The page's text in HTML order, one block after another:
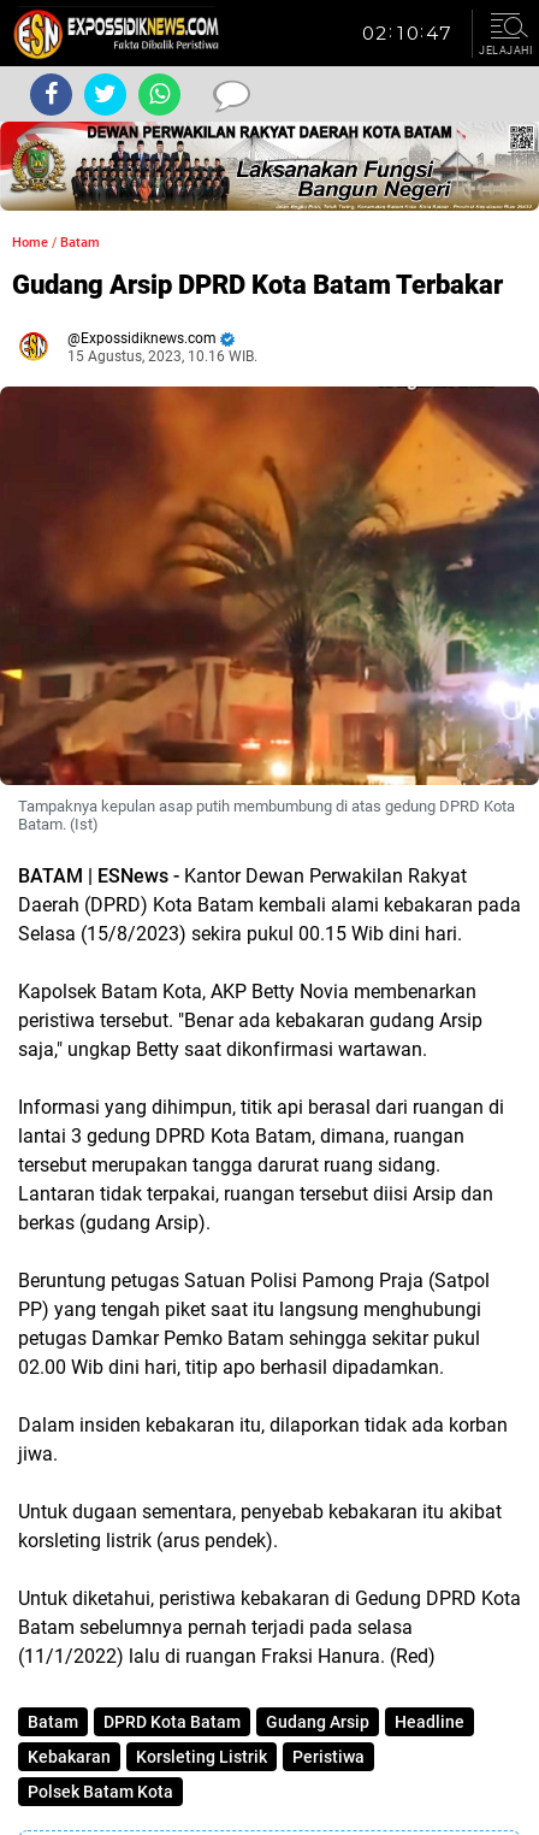
JELAJAHI
Home / Batam
Gudang Arsip DPRD Kota Batam Terbakar
Expossidiknews.com
15 Agustus, 2023, 10.16 WIB.
Tampaknya kepulan asap putih membumbung di atas gedung DPRD Kota
Batam. (Ist)
BATAM | ESNews - Kantor Dewan Perwakilan Rakyat
Daerah (DPRD) Kota Batam kembali alami kebakaran pada
Selasa (15/8/2023) sekira pukul 00.15 Wib dini hari.
Kapolsek Batam Kota, AKP Betty Novia membenarkan
peristiwa tersebut. "Benar ada kebakaran gudang Arsip
saja," ungkap Betty saat dikonfirmasi wartawan.
Informasi yang dihimpun, titik api berasal dari ruangan di
lantai 3 gedung DPRD Kota Batam, dimana, ruangan
tersebut merupakan tangga darurat ruang sidang.
Lantaran tidak terpakai, ruangan tersebut diisi Arsip dan
berkas (gudang Arsip).
Beruntung petugas Satuan Polisi Pamong Praja (Satpol
PP) yang tengah piket saat itu langsung menghubungi
petugas Damkar Pemko Batam sehingga sekitar pukul
02.00 Wib dini hari, titip apo berhasil dipadamkan.
Dalam insiden kebakaran itu, dilaporkan tidak ada korban
jiwa.
Untuk dugaan sementara, penyebab kebakaran itu akibat
korsleting listrik (arus pendek).
Untuk diketahui, peristiwa kebakaran di Gedung DPRD Kota
Batam sebelumnya pernah terjadi pada selasa
(11/1/2022) lalu di ruangan Fraksi Hanura. (Red)
Batam DPRD Kota Batam Gudang Arsip
Headline
Kebakaran
Korsleting Listrik
Peristiwa
Polsek Batam Kota